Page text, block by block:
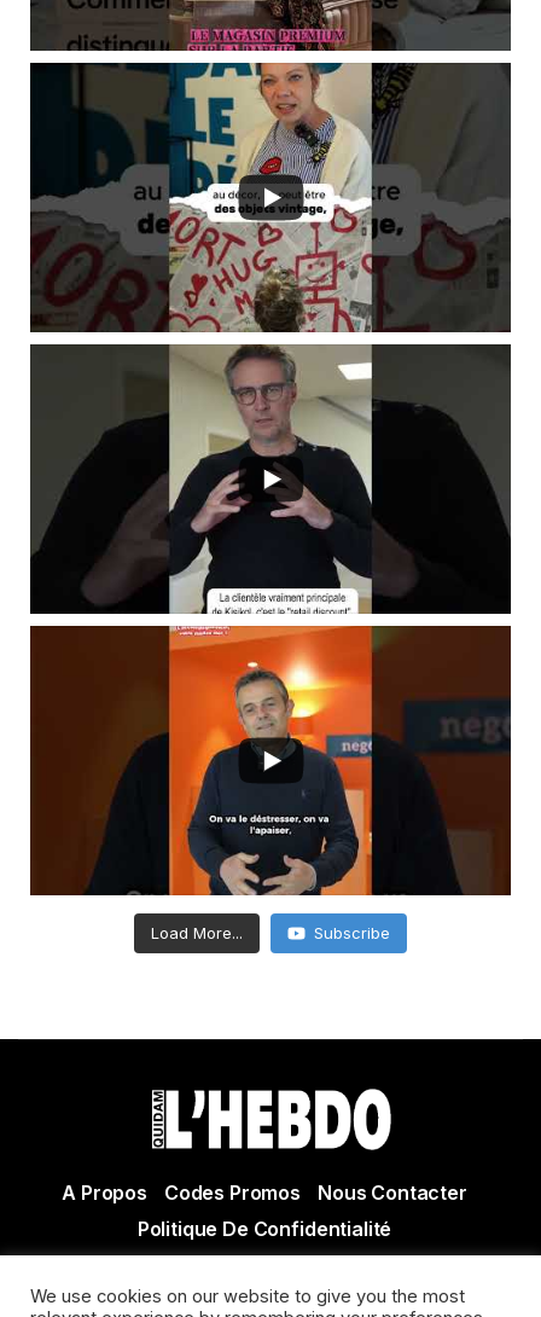
Load More... Subscribe
A Propos Codes Promos
Nous Contacter
Politique De Confidentialité
Actualité Agen - Actualité en lot et Garonne - Actualité
We use cookies on our website to give you the most